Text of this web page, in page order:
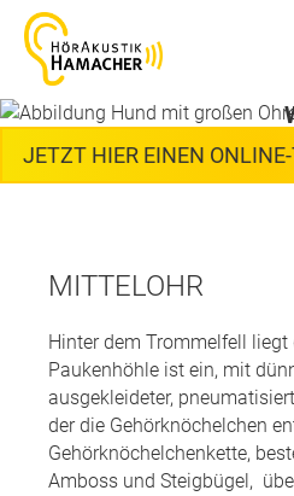
JETZT HIER EINEN
MITTELOHR
Hinter dem Trommelfell liegt
Paukenhöhle ist ein, mit
ausgekleideter,
der die Gehörknöchelchen
Gehörknöchelchenkette,
Amboss und Steigbügel,